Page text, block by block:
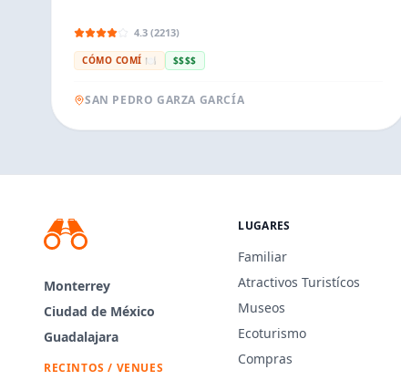
4.3 (2213)
CÓMO COMÍ 🍽️ $$$$
SAN PEDRO GARZA GARCÍA
Monterrey
Ciudad de México
Guadalajara
RECINTOS / VENUES
LUGARES
Familiar
Atractivos Turistícos
Museos
Ecoturismo
Compras